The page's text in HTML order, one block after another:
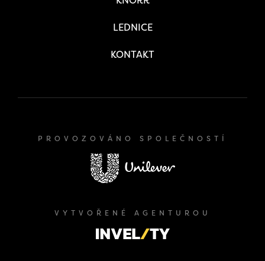
LEDNICE
KONTAKT
PROVOZOVÁNO SPOLEČNOSTÍ
VYTVOŘENÉ AGENTUROU